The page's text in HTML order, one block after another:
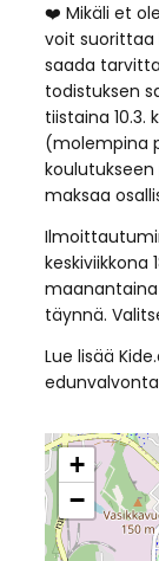
❤️ Mikäli et
voit suorittaa
saada
todistuksen
tiistaina 10.3.
(molempina
koulutukseen
maksaa
keskiviikkona
maanantaina
täynnä.
Lue lisää
+
−